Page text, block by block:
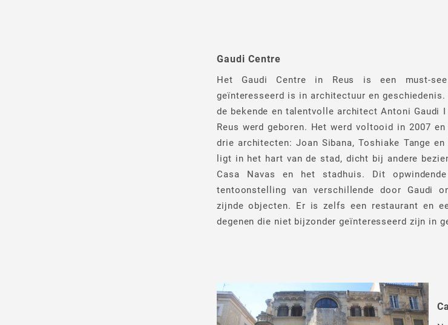
Gaudi Centre
Het Gaudi Centre in Reus is een must-
geïnteresseerd is in architectuur en
de bekende en talentvolle architect Antoni Gaudi
Reus werd geboren. Het werd voltooid in 2007
drie architecten: Joan Sibana, Toshiake Tange
ligt in het hart van de stad, dicht bij andere
Casa Navas en het stadhuis. Dit
tentoonstelling van verschillende door Gaudi
zijnde objecten. Er is zelfs een restaurant en
degenen die niet bijzonder geïnteresseerd zijn in